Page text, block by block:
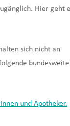
Hier geht
sich nicht an
und Apotheker.